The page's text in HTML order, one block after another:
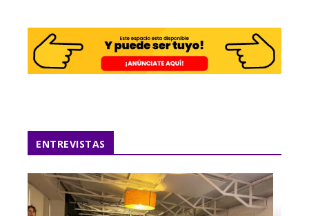
ENTREVISTAS